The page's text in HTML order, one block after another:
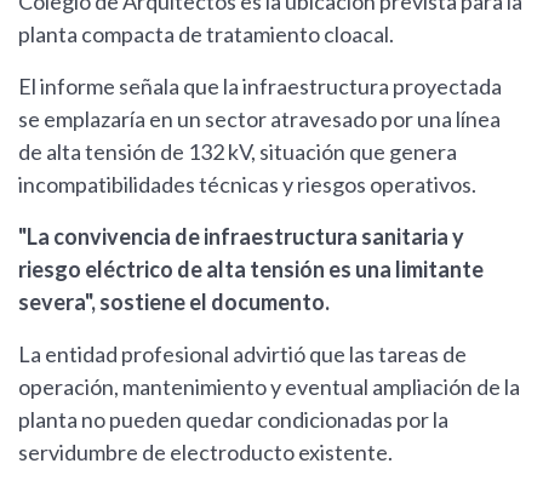
planta compacta de tratamiento cloacal.
El informe señala que la infraestructura proyectada
se emplazaría en un sector atravesado por una línea
de alta tensión de 132 kV, situación que genera
incompatibilidades técnicas y riesgos operativos.
"La convivencia de infraestructura sanitaria y
riesgo eléctrico de alta tensión es una limitante
severa", sostiene el documento.
La entidad profesional advirtió que las tareas de
operación, mantenimiento y eventual ampliación de la
planta no pueden quedar condicionadas por la
servidumbre de electroducto existente.